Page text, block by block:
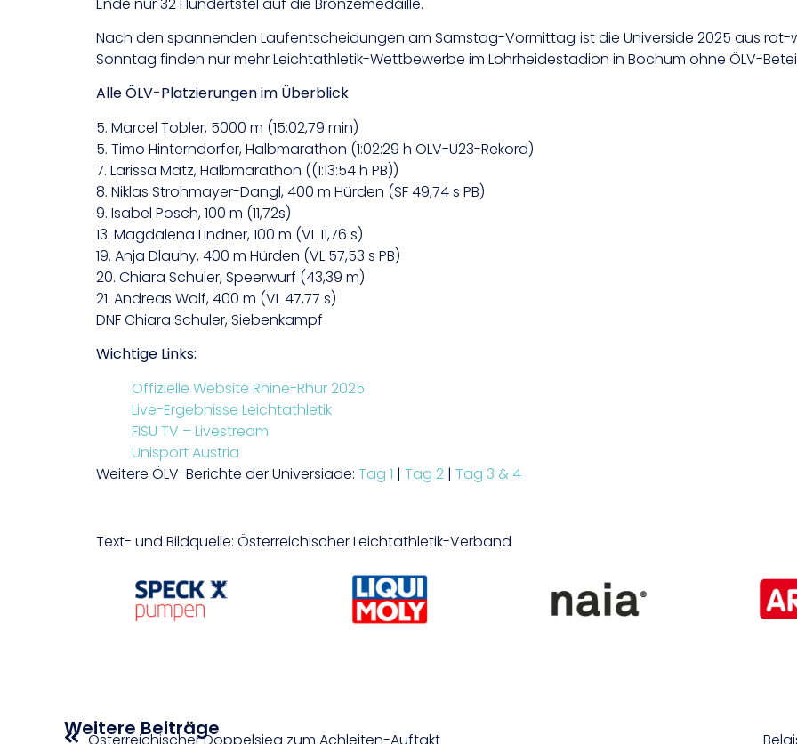
Nach den spannenden Laufentscheidungen am Samstag-Vormittag ist die Universide 2025 aus
Sonntag finden nur mehr Leichtathletik-Wettbewerbe im Lohrheidestadion in Bochum ohne ÖLV-
Alle ÖLV-Platzierungen im Überblick
5. Marcel Tobler, 5000 m (15:02,79 min)
5. Timo Hinterndorfer, Halbmarathon (1:02:29 h ÖLV-U23-Rekord)
7. Larissa Matz, Halbmarathon ((1:13:54 h PB))
8. Niklas Strohmayer-Dangl, 400 m Hürden (SF 49,74 s PB)
9. Isabel Posch, 100 m (11,72s)
13. Magdalena Lindner, 100 m (VL 11,76 s)
19. Anja Dlauhy, 400 m Hürden (VL 57,53 s PB)
20. Chiara Schuler, Speerwurf (43,39 m)
21. Andreas Wolf, 400 m (VL 47,77 s)
DNF Chiara Schuler, Siebenkampf
Wichtige Links:
Offizielle Website Rhine-Rhur 2025
Live-Ergebnisse Leichtathletik
FISU TV – Livestream
Unisport Austria
Weitere ÖLV-Berichte der Universiade: Tag 1 | Tag 2| Tag 3 & 4
Text- und Bildquelle: Österreichischer Leichtathletik-Verband
Weitere Beiträge
Österreichischer Doppelsieg zum Achleiten-Auftakt